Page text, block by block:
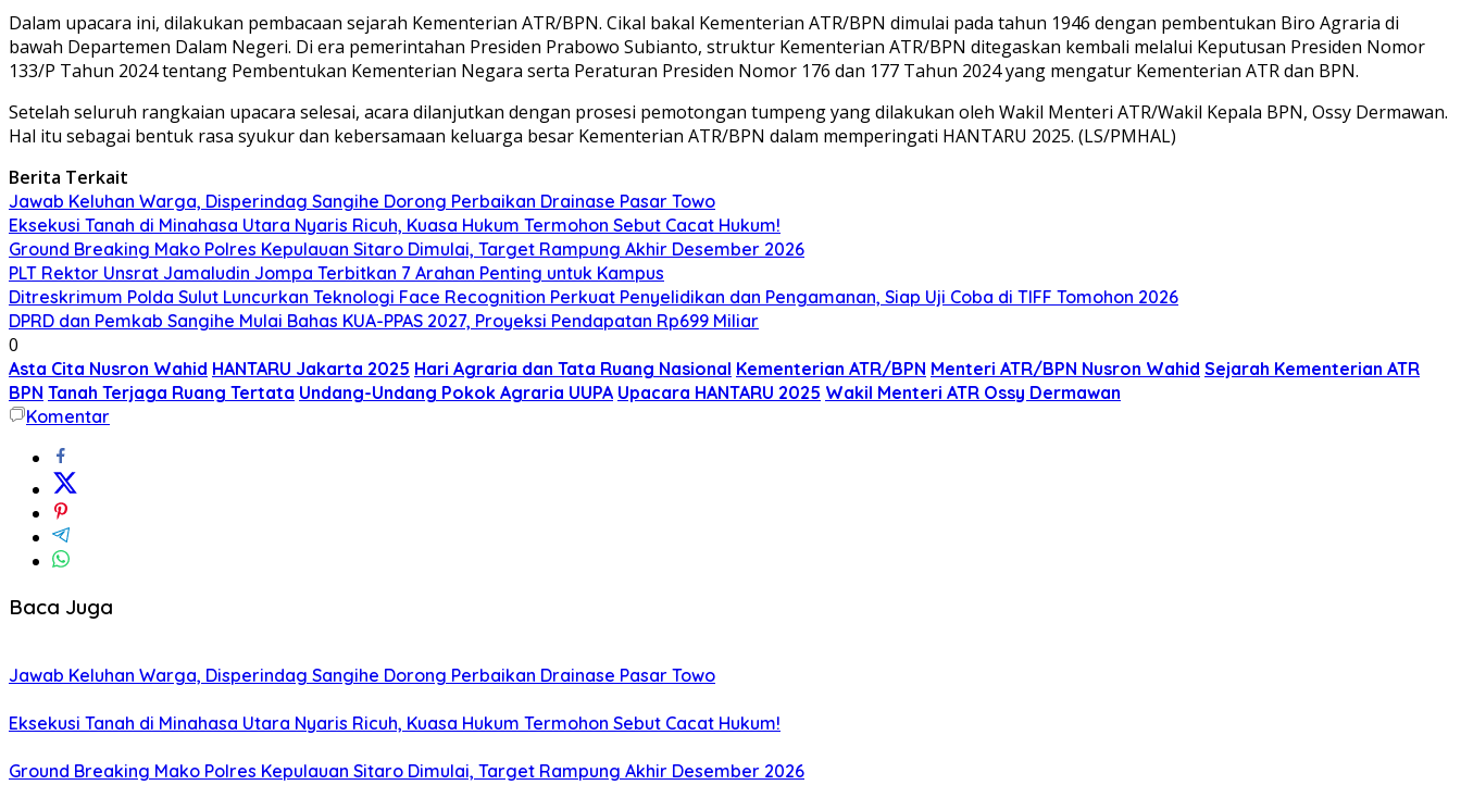
Dalam upacara ini, dilakukan pembacaan sejarah Kementerian ATR/BPN. Cikal bakal Kementerian ATR/BPN dimulai pada tahun 1946 dengan pembentukan Biro Agraria di
bawah Departemen Dalam Negeri. Di era pemerintahan Presiden Prabowo Subianto, struktur Kementerian ATR/BPN ditegaskan kembali melalui Keputusan Presiden Nomor
133/P Tahun 2024 tentang Pembentukan Kementerian Negara serta Peraturan Presiden Nomor 176 dan 177 Tahun 2024 yang mengatur Kementerian ATR dan BPN.
Setelah seluruh rangkaian upacara selesai, acara dilanjutkan dengan prosesi pemotongan tumpeng yang dilakukan oleh Wakil Menteri ATR/Wakil Kepala BPN, Ossy Dermawan.
Hal itu sebagai bentuk rasa syukur dan kebersamaan keluarga besar Kementerian ATR/BPN dalam memperingati HANTARU 2025. (LS/PMHAL)
Berita Terkait
Jawab Keluhan Warga, Disperindag Sangihe Dorong Perbaikan Drainase Pasar Towo
Eksekusi Tanah di Minahasa Utara Nyaris Ricuh, Kuasa Hukum Termohon Sebut Cacat Hukum!
Ground Breaking Mako Polres Kepulauan Sitaro Dimulai, Target Rampung Akhir Desember 2026
​PLT Rektor Unsrat Jamaludin Jompa Terbitkan 7 Arahan Penting untuk Kampus
Ditreskrimum Polda Sulut Luncurkan Teknologi Face Recognition Perkuat Penyelidikan dan Pengamanan, Siap Uji Coba di TIFF Tomohon 2026
DPRD dan Pemkab Sangihe Mulai Bahas KUA-PPAS 2027, Proyeksi Pendapatan Rp699 Miliar
0
Asta Cita Nusron Wahid HANTARU Jakarta 2025 Hari Agraria dan Tata Ruang Nasional Kementerian ATR/BPN Menteri ATR/BPN Nusron Wahid Sejarah Kementerian ATR
BPN Tanah Terjaga Ruang Tertata Undang-Undang Pokok Agraria UUPA Upacara HANTARU 2025 Wakil Menteri ATR Ossy Dermawan
Komentar
Baca Juga
Jawab Keluhan Warga, Disperindag Sangihe Dorong Perbaikan Drainase Pasar Towo
Eksekusi Tanah di Minahasa Utara Nyaris Ricuh, Kuasa Hukum Termohon Sebut Cacat Hukum!
Ground Breaking Mako Polres Kepulauan Sitaro Dimulai, Target Rampung Akhir Desember 2026